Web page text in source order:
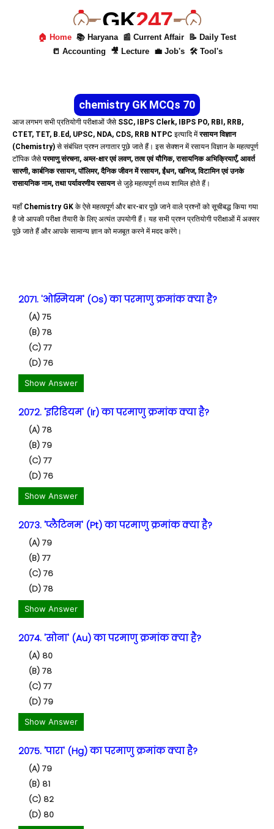
GK247
🏠 Home 📚 Haryana 📰 Current Affair
📝 Daily Test
📒 Accounting
🎥 Lecture 💼 Job's 🛠 Tool's
chemistry GK MCQs 70
आज लगभग सभी प्रतियोगी परीक्षाओं जैसे SSC, IBPS Clerk, IBPS PO, RBI, RRB,
CTET, TET, B.Ed, UPSC, NDA, CDS, RRB NTPC इत्यादि मेंरसायन विज्ञान
(Chemistry) से संबंधित प्रश्न लगातार पूछे जाते हैं। इस सेक्शन में रसायन विज्ञान के महत्वपूर्ण
टॉपिक जैसेपरमाणु संरचना, अम्ल-क्षार एवं लवण, तत्व एवं यौगिक, रासायनिक अभिक्रियाएँ, आवर्त
सारणी, कार्बनिक रसायन, पॉलिमर, दैनिक जीवन में रसायन, ईंधन, खनिज, विटामिन एवं उनके
रासायनिक नाम, तथा पर्यावरणीय रसायनसे जुड़े महत्वपूर्ण तथ्य शामिल होते हैं।
यहाँ Chemistry GK के ऐसे महत्वपूर्ण और बार-बार पूछे जाने वाले प्रश्नों को सूचीबद्ध किया गया
है जो आपकी परीक्षा तैयारी के लिए अत्यंत उपयोगी हैं। यह सभी प्रश्न प्रतियोगी परीक्षाओं में अक्सर
पूछे जाते हैं और आपके सामान्य ज्ञान को मजबूत करने में मदद करेंगे।
2071. 'ओस्मियम' (Os) का परमाणु क्रमांक क्या है?
(A) 75
(B) 78
(C) 77
(D) 76
Show Answer
2072. 'इरिडियम' (Ir) का परमाणु क्रमांक क्या है?
(A) 78
(B) 79
(C) 77
(D) 76
Show Answer
2073. 'प्लैटिनम' (Pt) का परमाणु क्रमांक क्या है?
(A) 79
(B) 77
(C) 76
(D) 78
Show Answer
2074. 'सोना' (Au) का परमाणु क्रमांक क्या है?
(A) 80
(B) 78
(C) 77
(D) 79
Show Answer
2075. 'पारा' (Hg) का परमाणु क्रमांक क्या है?
(A) 79
(B) 81
(C) 82
(D) 80